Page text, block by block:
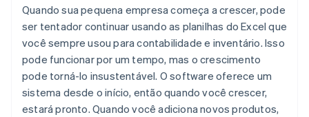
Quando sua pequena empresa começa a crescer, pode
ser tentador continuar usando as planilhas do Excel que
você sempre usou para contabilidade e inventário. Isso
pode funcionar por um tempo, mas o crescimento
pode torná-lo insustentável. O software oferece um
sistema desde o início, então quando você crescer,
estará pronto. Quando você adiciona novos produtos,